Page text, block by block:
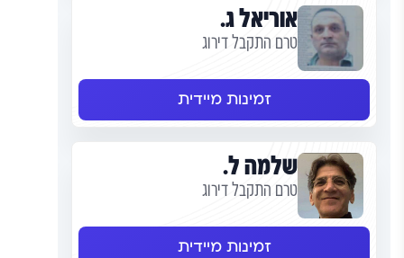
אוריאל ג.
טרם התקבל דירוג
זמינות מיידית
שלמה ל.
טרם התקבל דירוג
זמינות מיידית